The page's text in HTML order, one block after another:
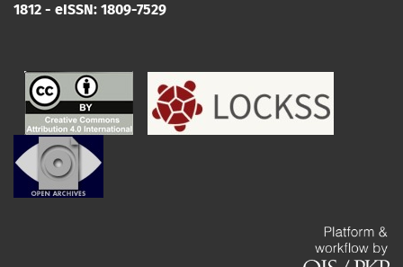
1812 - eISSN: 1809-7529